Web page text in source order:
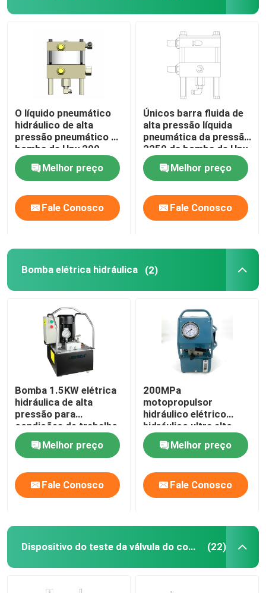
Componentes hidráulicos
Ferramenta do detector de gás
2 peças de motor diesel do curso
4 peças de motor diesel do curso
O líquido pneumático
hidráulico de alta
pressão pneumático da
bomba de Hpv 200
bombeia a barra 1974
Melhor preço
Fale Conosco
Únicos barra fluida de
alta pressão líquida
pneumática da pressão
2250 da bomba de Hpv
150
Melhor preço
Fale Conosco
Bomba elétrica hidráulica (2)
Bomba 1.5KW elétrica
hidráulica de alta
pressão para
condições de trabalho
hidráulicas
Melhor preço
Fale Conosco
200MPa
motopropulsor
hidráulico elétrico
hidráulico ultra alto
2000Bar da bomba
DC220VMelhor preço
Fale Conosco
Dispositivo do teste da válvula do combustível (22)